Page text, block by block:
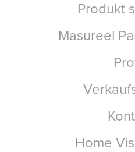
Produkt
Masureel
Home